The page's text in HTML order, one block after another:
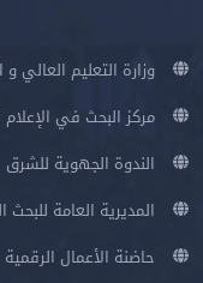
وزارة التعليم العالي
مركز البحث في
الندوة الجهوية للشرق
المديرية العامة
حاضنة الأعمال الرقمية